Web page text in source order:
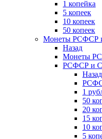
1 копейка
5 копеек
10 копеек
50 копеек
Монеты РСФСР
Назад
Монеты
РСФСР и
Назад
1
50
20
15
10
5